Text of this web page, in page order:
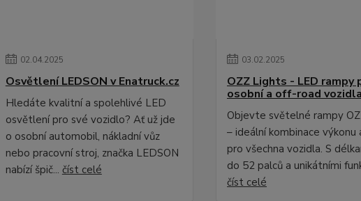
02.04.2025
Osvětlení LEDSON v Enatruck.cz
Hledáte kvalitní a spolehlivé LED
osvětlení pro své vozidlo? Ať už jde
o osobní automobil, nákladní vůz
nebo pracovní stroj, značka LEDSON
nabízí špič... číst celé
03.02.2025
OZZ Lights - LED rampy
osobní a off-road vozidla
Objevte světelné rampy
– ideální kombinace výkonu
pro všechna vozidla. S
do 52 palců a unikátními
číst celé